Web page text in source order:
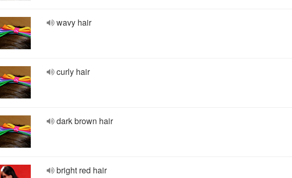
wavy hair
curly hair
dark brown hair
bright red hair